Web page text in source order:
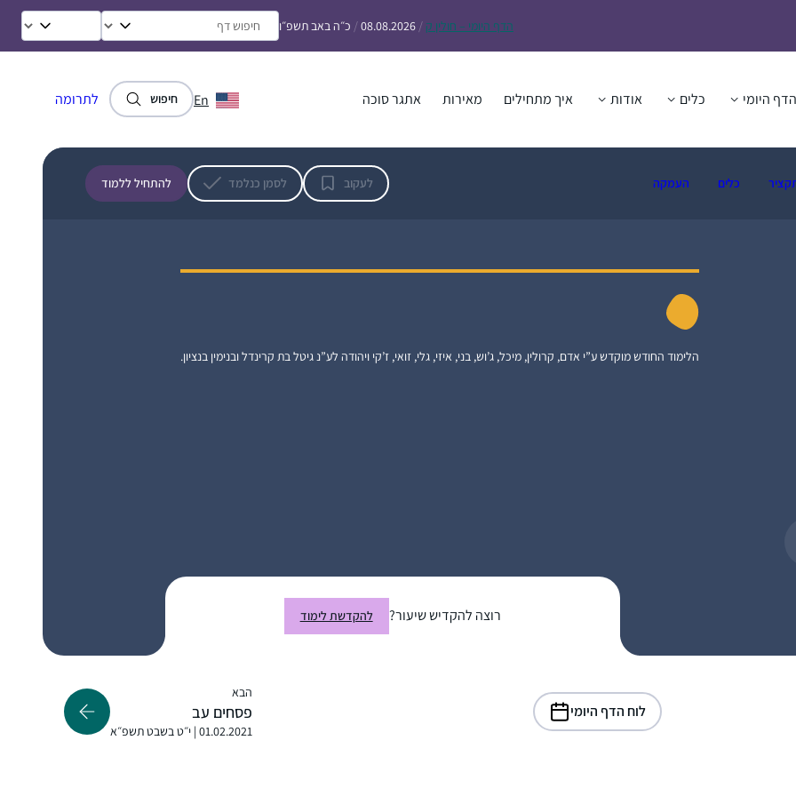
הדף היומי – חולין ק /
08.08.2026
/ כ״ה באב תשפ״ו
הדף היומי כלים אודות איך מתחילים מאירות אתגר סוכה En חיפוש לתרומה
כלים העמקה לעקוב לסמן כנלמד להתחיל ללמוד
הלימוד החודש מוקדש ע”י אדם, קרולין, מיכל, ג’וש, בני, איזי, גלי, זואי, ז’קי ויהודה לע”נ גיטל בת קרינדל ובנימין בנציון.
רוצה להקדיש שיעור? להקדשת לימוד
לוח הדף היומי
הבא
פסחים עב
01.02.2021 | י״ט בשבט תשפ״א
למדתי מהדפים דברים חדשים, כמו הקשר בין
המבנה של בית המקדש והמשכן לגופו של האדם
שמופיע בספר ההינדי "בהגוד-גיתא”. מתברר
התחלתי לפני 8 שנים במדרשה. לאחרונה סיימתי
מוריה תעסן מיכאלי
גבעת הראל, ישראל